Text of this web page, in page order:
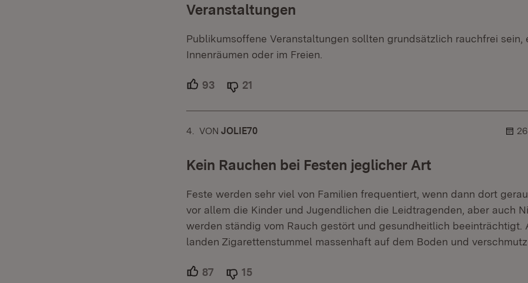
Veranstaltungen
Publikumsoffene Veranstaltungen sollten grundsätzlich rauchfrei sein,
Innenräumen oder im Freien.
93 Unterstützer.
21
4. KOMMENTAR
VON :JOLIE70
Kein Rauchen bei Festen jeglicher Art
Feste werden sehr viel von Familien frequentiert, wenn dann dort
vor allem die Kinder und Jugendlichen die Leidtragenden, aber auch
werden ständig vom Rauch gestört und gesundheitlich beeinträchtigt.
landen Zigarettenstummel massenhaft auf dem Boden und
87 Unterstützer.
15